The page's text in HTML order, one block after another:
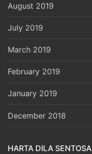
August 2019
July 2019
March 2019
February 2019
January 2019
December 2018
HARTA DILA SENTOSA